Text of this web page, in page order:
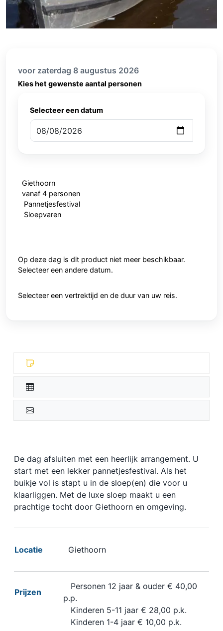
voor zaterdag 8 augustus 2026
Kies het gewenste aantal personen
Selecteer een datum
Giethoorn
vanaf 4 personen
Pannetjesfestival
Sloepvaren
Op deze dag is dit product niet meer beschikbaar.
Selecteer een andere datum.
Selecteer een vertrektijd en de duur van uw reis.
De dag afsluiten met een heerlijk arrangement. U
start met een lekker pannetjesfestival. Als het
buikje vol is stapt u in de sloep(en) die voor u
klaarliggen. Met de luxe sloep maakt u een
prachtige tocht door Giethoorn en omgeving.
Locatie Giethoorn
Prijzen
Personen 12 jaar & ouder € 40,00
p.p.
Kinderen 5-11 jaar € 28,00 p.k.
Kinderen 1-4 jaar € 10,00 p.k.